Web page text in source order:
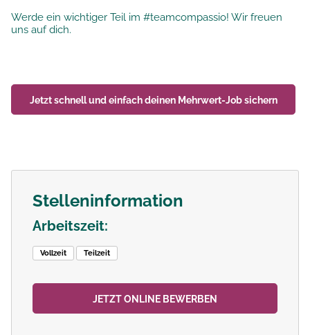
Werde ein wichtiger Teil im #teamcompassio! Wir freuen
uns auf dich.
Jetzt schnell und einfach deinen Mehrwert-Jobsichern
Stelleninformation
Arbeitszeit:
Vollzeit Teilzeit
JETZT ONLINE BEWERBEN